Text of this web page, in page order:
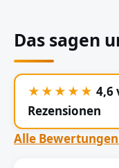
Das sagen
★★★★★ 4,6
Rezensionen
Alle